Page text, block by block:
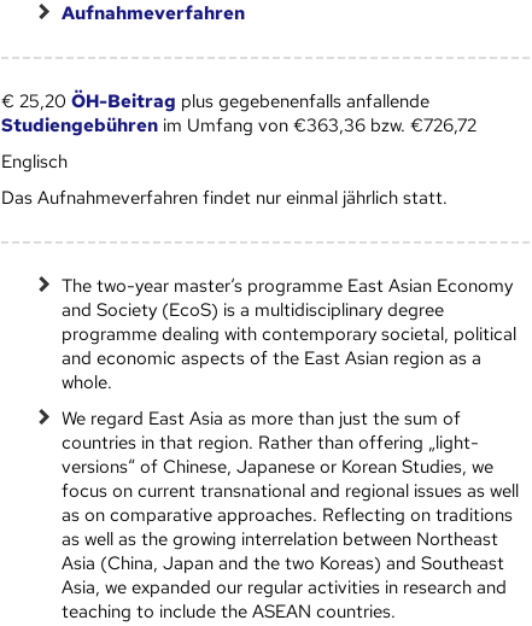
Aufnahmeverfahren
€ 25,20 ÖH-Beitrag plus gegebenenfalls anfallende
Studiengebührenim Umfang von €363,36 bzw. €726,72
Englisch
Das Aufnahmeverfahren findet nur einmal jährlich statt.
The two-year master‘s programme East Asian Economy
and Society (EcoS) is a multidisciplinary degree
programme dealing with contemporary societal, political
and economic aspects of the East Asian region as a
whole.
We regard East Asia as more than just the sum of
countries in that region. Rather than offering „light-
versions“ of Chinese, Japanese or Korean Studies, we
focus on current transnational and regional issues as well
as on comparative approaches. Reflecting on traditions
as well as the growing interrelation between Northeast
Asia (China, Japan and the two Koreas) and Southeast
Asia, we expanded our regular activities in research and
teaching to include the ASEAN countries.